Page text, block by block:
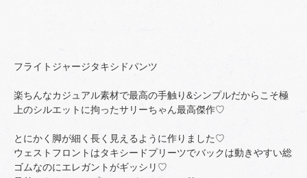
フライトジャージタキシドパンツ
楽ちんなカジュアル素材で最高の手触り&シンプルだからこそ極
上のシルエットに拘ったサリーちゃん最高傑作♡
とにかく脚が細く長く見えるように作りました♡
ウェストフロントはタキシードプリーツでバックは動きやすい総
ゴムなのにエレガントがギッシリ♡